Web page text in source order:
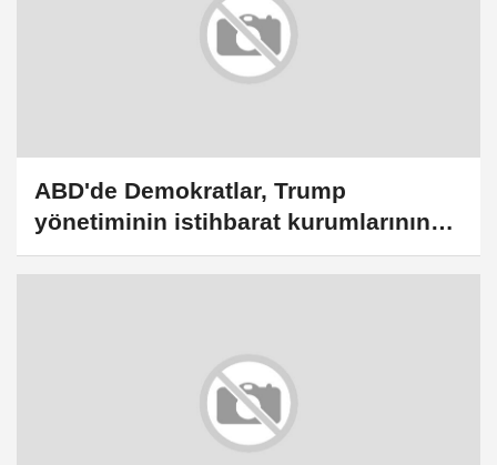
ABD'de Demokratlar, Trump
yönetiminin istihbarat kurumlarının
çalışmalarını zayıflattığını savundu